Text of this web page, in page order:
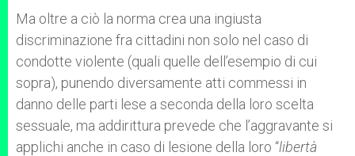
Ma oltre a ciò la norma crea una ingiusta
discriminazione fra cittadini non solo nel caso di
condotte violente (quali quelle dell’esempio di cui
sopra), punendo diversamente atti commessi in
danno delle parti lese a seconda della loro scelta
sessuale, ma addirittura prevede che l’aggravante si
applichi anche in caso di lesione della loro “libertà